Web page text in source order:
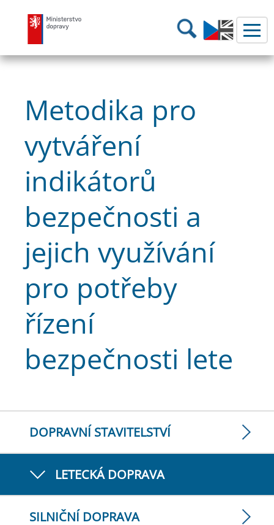
Ministerstvo dopravy Hledání
Metodika pro
vytváření
indikátorů
bezpečnosti a
jejich využívání
pro potřeby
řízení
bezpečnosti lete
DOPRAVNÍ STAVITELSTVÍ
LETECKÁ DOPRAVA
SILNIČNÍ DOPRAVA